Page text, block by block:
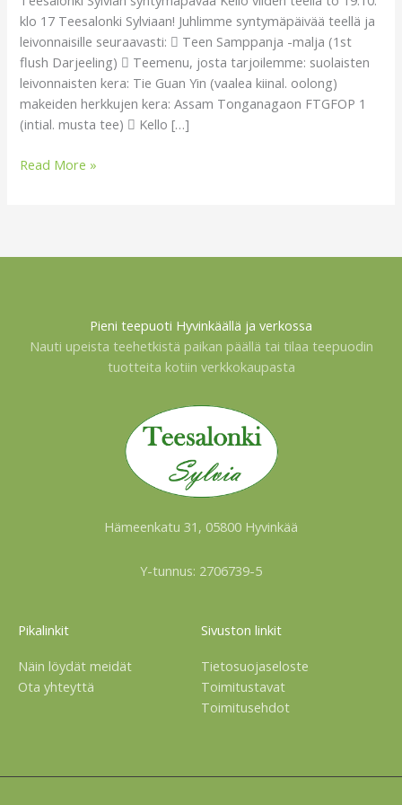
klo 17 Teesalonki Sylviaan! Juhlimme syntymäpäivää teellä ja
leivonnaisille seuraavasti:  Teen Samppanja -malja (1st
flush Darjeeling)  Teemenu, josta tarjoilemme: suolaisten
leivonnaisten kera: Tie Guan Yin (vaalea kiinal. oolong)
makeiden herkkujen kera: Assam Tonganagaon FTGFOP 1
(intial. musta tee)  Kello […]
klo
17
Read More »
Pieni teepuoti Hyvinkäällä ja verkossa
Nauti upeista teehetkistä paikan päällä tai tilaa teepuodin
tuotteita kotiin verkkokaupasta
Hämeenkatu 31, 05800 Hyvinkää
Y-tunnus: 2706739-5
Pikalinkit
Näin löydät meidät
Ota yhteyttä
Sivuston linkit
Tietosuojaseloste
Toimitustavat
Toimitusehdot